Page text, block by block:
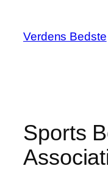
indhold
Verdens Bedste
Sports